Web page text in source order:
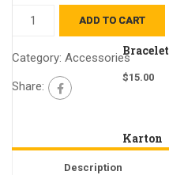
ADD TO CART
Category: Accessories
Share:
Description
Bracelet
$15.00
Karton